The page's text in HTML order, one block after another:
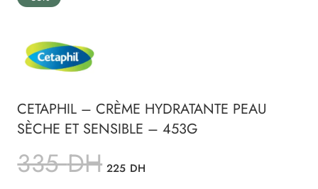
CETAPHIL – CRÈME HYDRATANTE PEAU
SÈCHE ET SENSIBLE – 453G
335DH 225 DH